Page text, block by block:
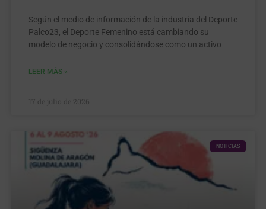
Según el medio de información de la industria del Deporte
Palco23, el Deporte Femenino está cambiando su
modelo de negocio y consolidándose como un activo
LEER MÁS »
17 de julio de 2026
NOTICIAS